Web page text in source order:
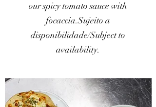
our spicy tomato sauce with
focaccia.Sujeito a
disponibilidade/Subject to
availability.